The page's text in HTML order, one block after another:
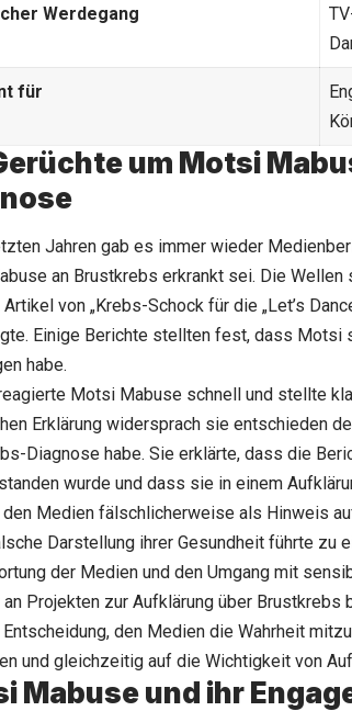
Werdegang
für
um Motsi
Jahren gab es immer wieder
an Brustkrebs erkrankt sei. Die
von „Krebs-Schock für die „Let’s
Einige Berichte stellten fest, dass Motsi
habe.
Motsi Mabuse schnell und stellte
Erklärung widersprach sie entschieden
Diagnose habe. Sie erklärte, dass die
wurde und dass sie in einem
Medien fälschlicherweise als Hinweis
Darstellung ihrer Gesundheit führte zu
der Medien und den Umgang mit
Projekten zur Aufklärung über
Entscheidung, den Medien die Wahrheit
und gleichzeitig auf die Wichtigkeit von
Mabuse und ihr